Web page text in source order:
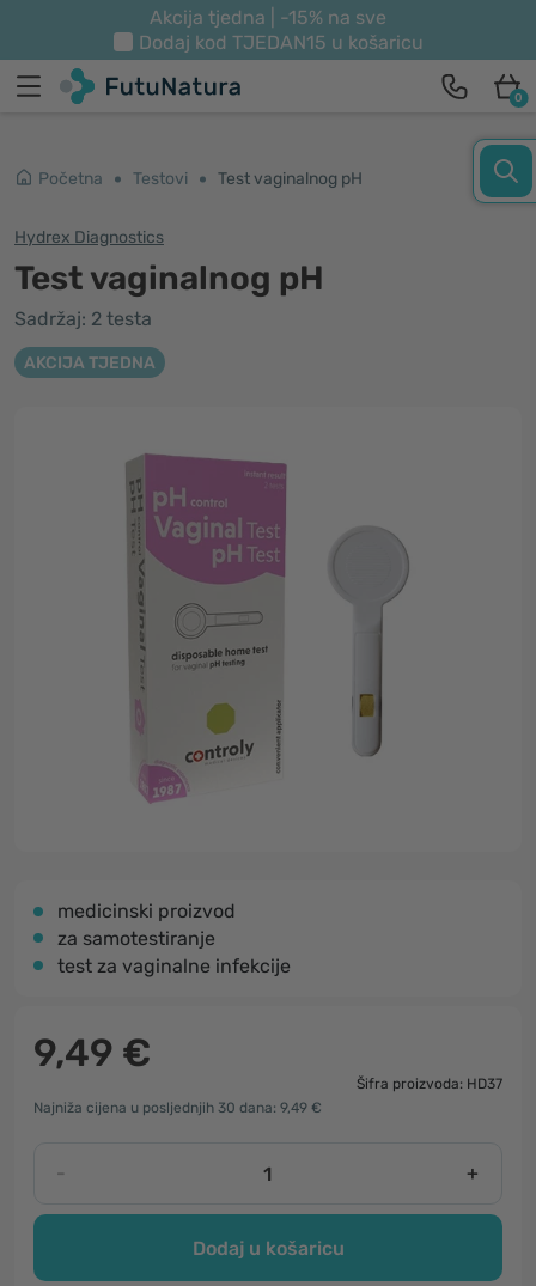
Akcija tjedna | -15% na sve
Dodaj kod TJEDAN15 u košaricu
0
Početna Testovi Test vaginalnog pH
Hydrex Diagnostics
Test vaginalnog pH
Sadržaj: 2 testa
AKCIJA TJEDNA
medicinski proizvod
za samotestiranje
test za vaginalne infekcije
9,49 €
Šifra proizvoda: HD37
Najniža cijena u posljednjih 30 dana: 9,49 €
- +
Dodaj u košaricu